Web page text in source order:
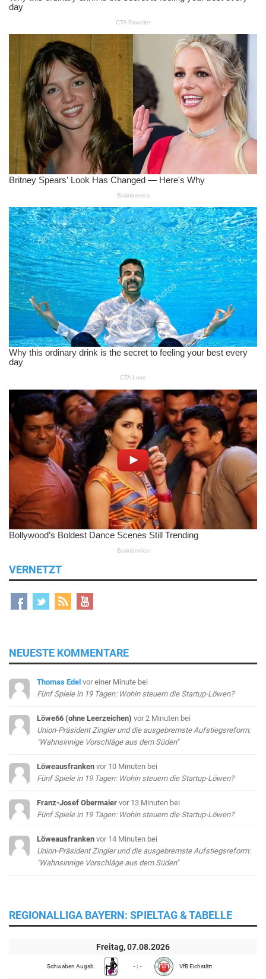
VERNETZT
NEUESTE KOMMENTARE
Thomas Edel vor einer Minute bei
Fünf Spiele in 19 Tagen: Wohin steuern die Startup-Löwen?
Löwe66 (ohne Leerzeichen) vor 2 Minuten bei
Union-Präsident Zingler und die ausgebremste Aufstiegsreform:
"Wahnsinnige Vorschläge aus dem Süden"
Löweausfranken vor 10 Minuten bei
Fünf Spiele in 19 Tagen: Wohin steuern die Startup-Löwen?
Franz-Josef Obermaier vor 13 Minuten bei
Fünf Spiele in 19 Tagen: Wohin steuern die Startup-Löwen?
Löweausfranken vor 14 Minuten bei
Union-Präsident Zingler und die ausgebremste Aufstiegsreform:
"Wahnsinnige Vorschläge aus dem Süden"
REGIONALLIGA BAYERN: SPIELTAG & TABELLE
Freitag, 07.08.2026
Schwaben Augsb. - : - VfB Eichstätt